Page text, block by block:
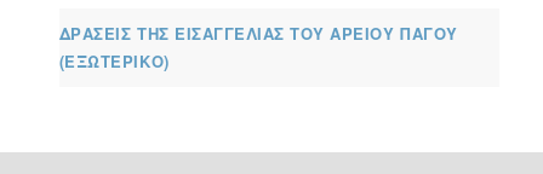
ΔΡΆΣΕΙΣ ΤΗΣ ΕΙΣΑΓΓΕΛΊΑΣ ΤΟΥ ΑΡΕΊΟΥ ΠΆΓΟΥ
(ΕΞΩΤΕΡΙΚΌ)